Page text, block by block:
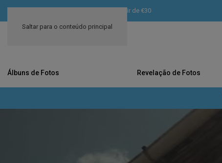
Saltar para o conteúdo principal
Entrega Portugal Continental · Portes a partir de €30
Álbuns de Fotos Revelação de Fotos